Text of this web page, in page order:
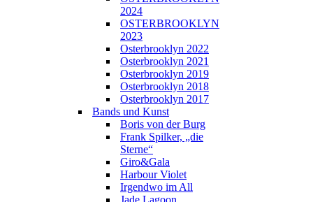
2024
OSTERBROOKLYN
2023
Osterbrooklyn 2022
Osterbrooklyn 2021
Osterbrooklyn 2019
Osterbrooklyn 2018
Osterbrooklyn 2017
Bands und Kunst
Boris von der Burg
Frank Spilker, „die
Sterne“
Giro&Gala
Harbour Violet
Irgendwo im All
Jade Lagoon